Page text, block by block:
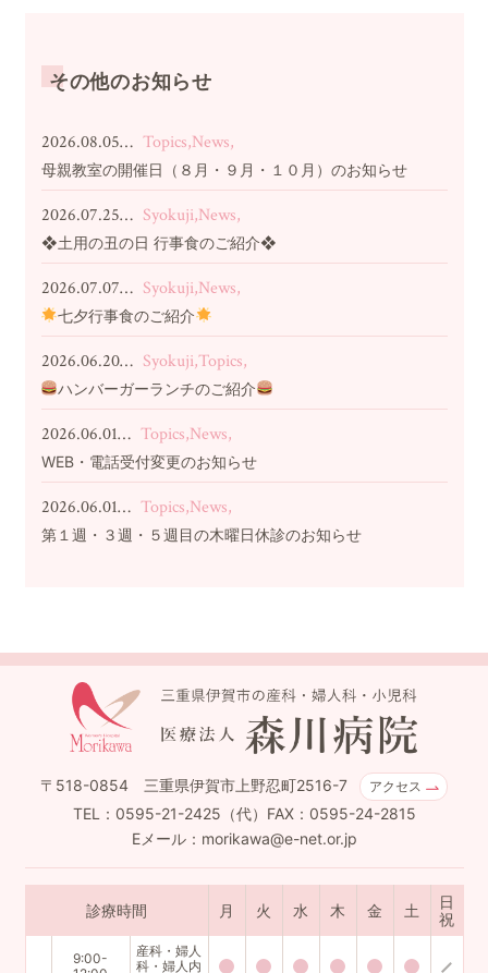
その他のお知らせ
2026.08.05… Topics,News,
母親教室の開催日（８月・９月・１０月）のお知らせ
2026.07.25… Syokuji,News,
❖土用の丑の日 行事食のご紹介❖
2026.07.07… Syokuji,News,
七夕行事食のご紹介
2026.06.20… Syokuji,Topics,
ハンバーガーランチのご紹介
2026.06.01… Topics,News,
WEB・電話受付変更のお知らせ
2026.06.01… Topics,News,
第１週・３週・５週目の木曜日休診のお知らせ
〒518-0854 三重県伊賀市上野忍町2516-7 アクセス
TEL：0595-21-2425（代）FAX：0595-24-2815
Eメール：morikawa@e-net.or.jp
診療時間 月 火 水 木 金 土
日
祝
9:00-
産科・婦人
科・婦人内